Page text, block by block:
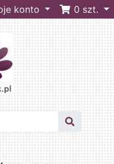
konto 0 szt.